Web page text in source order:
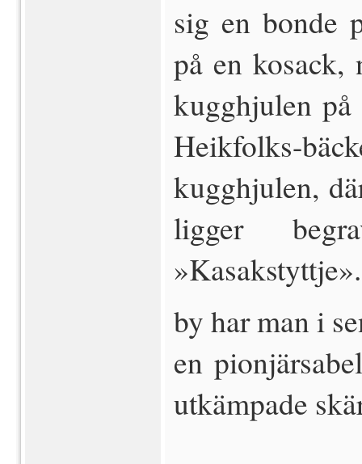
sig en bonde
på en kosack,
kugghjulen
Heikfolks-
kugghjulen,
ligger
by har man i
en
utkämpade